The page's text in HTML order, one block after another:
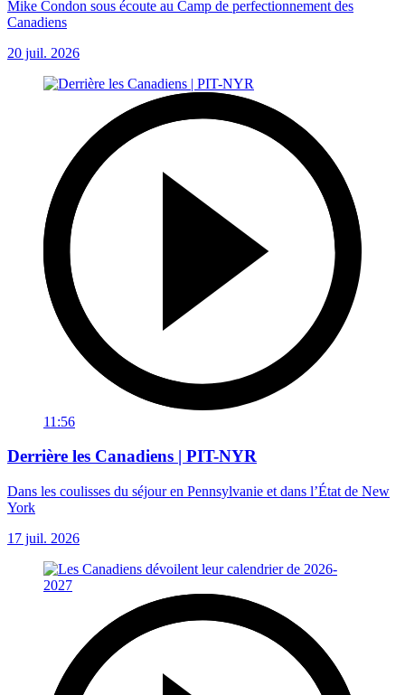
Mike Condon sous écoute au Camp de perfectionnement des
Canadiens
20 juil. 2026
11:56
Derrière les Canadiens | PIT-NYR
Dans les coulisses du séjour en Pennsylvanie et dans l’État de New
York
17 juil. 2026